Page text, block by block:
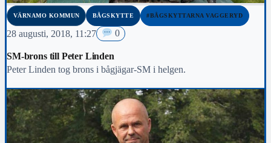
VÄRNAMO KOMMUN BÅGSKYTTE #BÅGSKYTTARNA VAGGERYD
28 augusti, 2018, 11:27 0
SM-brons till Peter Linden
Peter Linden tog brons i bågjägar-SM i helgen.